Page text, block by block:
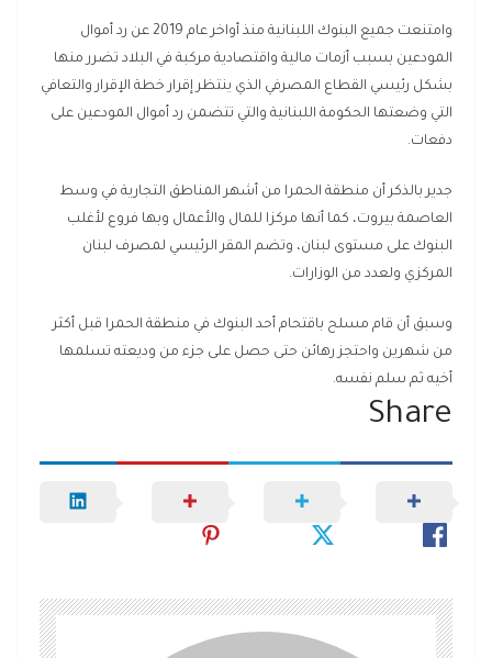
وامتنعت جميع البنوك اللبنانية منذ أواخر عام 2019 عن رد أموال
المودعين بسبب أزمات مالية واقتصادية مركبة في البلاد تضرر منها
بشكل رئيسي القطاع المصرفي الذي ينتظر إقرار خطة الإقرار والتعافي
التي وضعتها الحكومة اللبنانية والتي تتضمن رد أموال المودعين على
دفعات.
جدير بالذكر أن منطقة الحمرا من أشهر المناطق التجارية في وسط
العاصمة بيروت، كما أنها مركزا للمال والأعمال وبها فروع لأغلب
البنوك على مستوى لبنان، وتضم المقر الرئيسي لمصرف لبنان
المركزي ولعدد من الوزارات.
وسبق أن قام مسلح باقتحام أحد البنوك في منطقة الحمرا قبل أكثر
من شهرين واحتجز رهائن حتى حصل على جزء من وديعته تسلمها
أخيه ثم سلم نفسه.
Share